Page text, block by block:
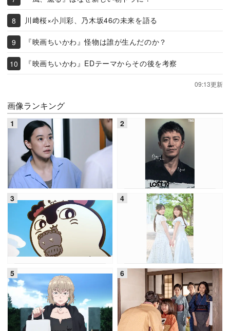
川﨑桜×小川彩、乃木坂46の未来を語る
『映画ちいかわ』怪物は誰が生んだのか？
『映画ちいかわ』EDテーマからその後を考察
09:13更新
画像ランキング